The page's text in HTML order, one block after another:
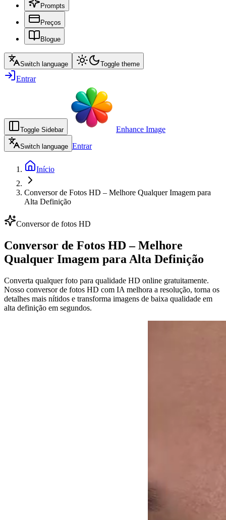
Prompts
Preços
Blogue
Switch language Toggle theme
Entrar
Toggle Sidebar Enhance Image
Switch language Entrar
Início
Conversor de Fotos HD – Melhore Qualquer Imagem para
Alta Definição
Conversor de fotos HD
Conversor de Fotos HD – Melhore
Qualquer Imagem para Alta Definição
Converta qualquer foto para qualidade HD online gratuitamente.
Nosso conversor de fotos HD com IA melhora a resolução, torna os
detalhes mais nítidos e transforma imagens de baixa qualidade em
alta definição em segundos.